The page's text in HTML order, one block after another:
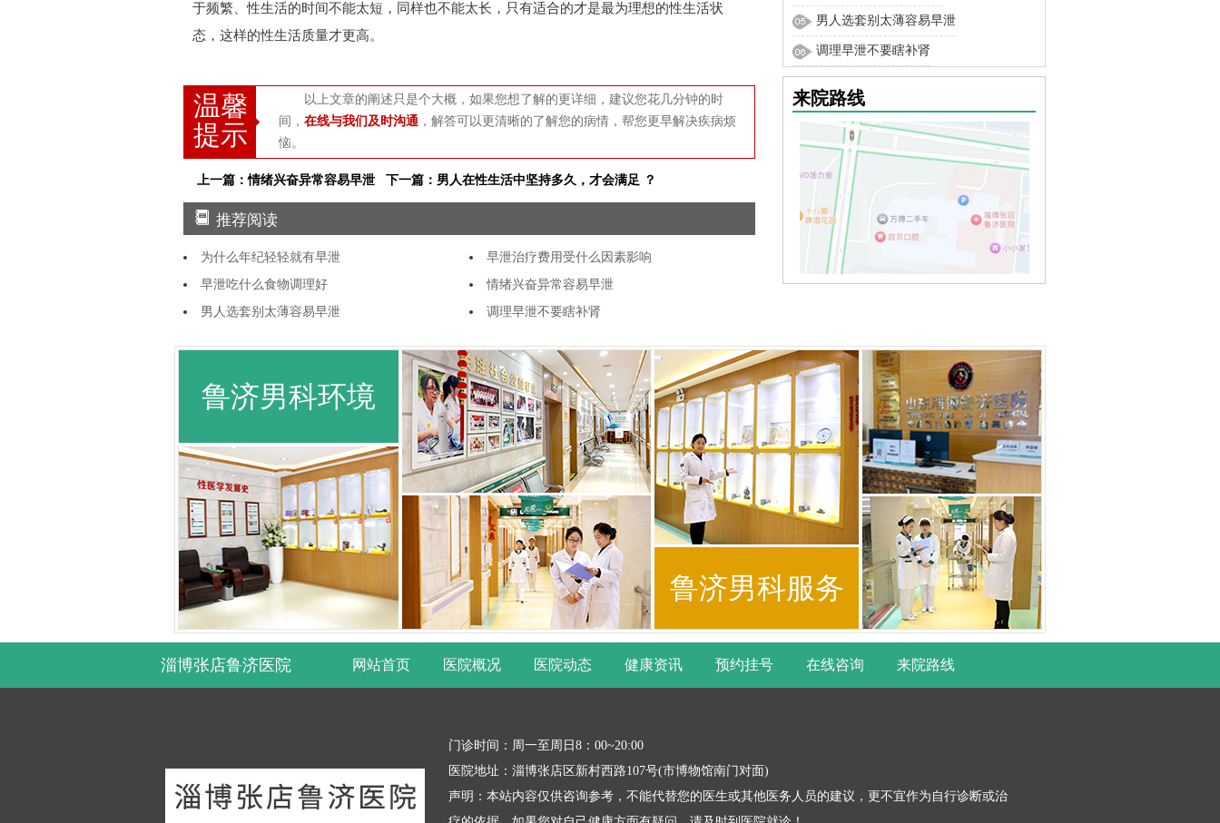
于频繁、性生活的时间不能太短，同样也不能太长，只有适合的才是最为理想的性生活状
态，这样的性生活质量才更高。
温馨
提示
以上文章的阐述只是个大概，如果您想了解的更详细，建议您花几分钟的时
间， 在线与我们及时沟通 ，解答可以更清晰的了解您的病情，帮您更早解决疾病烦
恼。
上一篇：情绪兴奋异常容易早泄 下一篇：男人在性生活中坚持多久，才会满足 ？
推荐阅读
为什么年纪轻轻就有早泄
早泄治疗费用受什么因素影响
早泄吃什么食物调理好
情绪兴奋异常容易早泄
男人选套别太薄容易早泄
调理早泄不要瞎补肾
男人选套别太薄容易早泄
调理早泄不要瞎补肾
来院路线
鲁济男科环境
鲁济男科服务
淄博张店鲁济医院 网站首页 医院概况 医院动态 健康资讯 预约挂号 在线咨询 来院路线
门诊时间：周一至周日8：00~20:00
医院地址：淄博张店区新村西路107号(市博物馆南门对面)
声明：本站内容仅供咨询参考，不能代替您的医生或其他医务人员的建议，更不宜作为自行诊断或治